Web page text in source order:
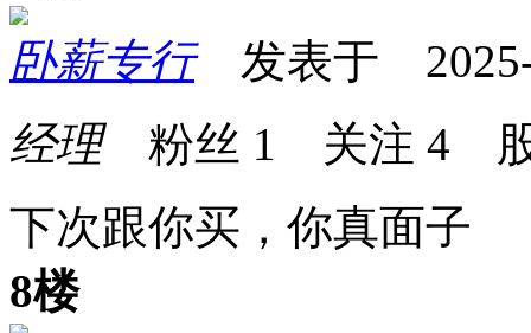
卧薪专行发表于 2025-
经理粉丝 1 关注 4
下次跟你买，你真面子
8楼